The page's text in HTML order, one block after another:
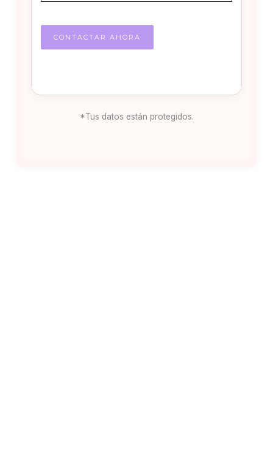
*Tus datos están protegidos.